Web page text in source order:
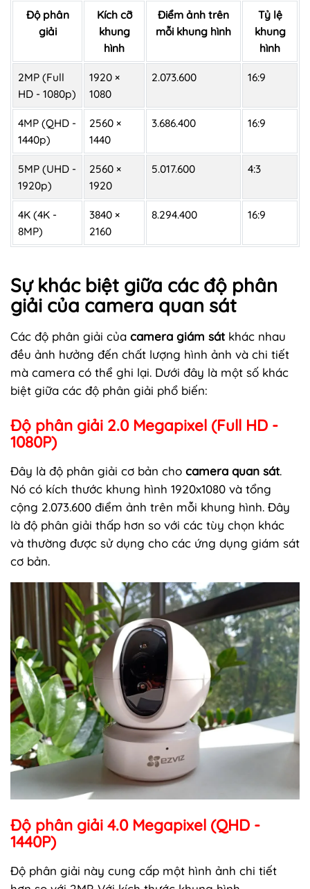
Độ phân
giải
Kích cỡ
khung
hình
Điểm ảnh trên
mỗi khung hình
Tỷ lệ
khung
hình
2MP (Full
HD - 1080p)
1920 ×
1080
2.073.600 16:9
4MP (QHD -
1440p)
2560 ×
1440
3.686.400 16:9
5MP (UHD -
1920p)
2560 ×
1920
5.017.600 4:3
4K (4K -
8MP)
3840 ×
2160
8.294.400 16:9
Sự khác biệt giữa các độ phân
giải của camera quan sát
Các độ phân giải của camera giám sátkhác nhau
đều ảnh hưởng đến chất lượng hình ảnh và chi tiết
mà camera có thể ghi lại. Dưới đây là một số khác
biệt giữa các độ phân giải phổ biến:
Độ phân giải 2.0 Megapixel (Full HD -
1080P)
Đây là độ phân giải cơ bản cho camera quan sát.
Nó có kích thước khung hình 1920x1080 và tổng
cộng 2.073.600 điểm ảnh trên mỗi khung hình. Đây
là độ phân giải thấp hơn so với các tùy chọn khác
và thường được sử dụng cho các ứng dụng giám sát
cơ bản.
Độ phân giải 4.0 Megapixel (QHD -
1440P)
Độ phân giải này cung cấp một hình ảnh chi tiết